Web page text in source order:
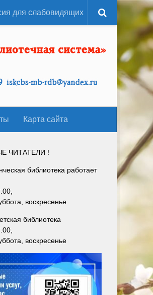
для слабовидящих
Карта сайта
ЧИТАТЕЛИ !
библиотека работает
воскресенье
библиотека
воскресенье